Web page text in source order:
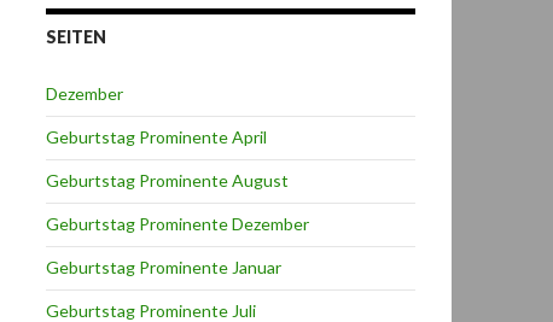
SEITEN
Dezember
Geburtstag Prominente April
Geburtstag Prominente August
Geburtstag Prominente Dezember
Geburtstag Prominente Januar
Geburtstag Prominente Juli